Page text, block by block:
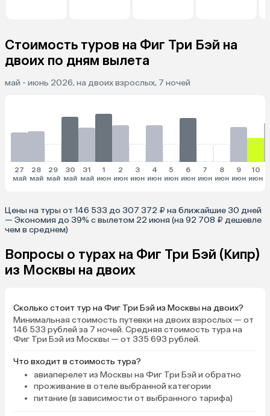
Стоимость туров на Фиг Три Бэй на
двоих по дням вылета
май - июнь 2026, на двоих взрослых, 7 ночей
27
май
28
май
29
май
30
май
31
май
1
июн
2
июн
3
июн
4
июн
5
июн
6
июн
7
июн
8
июн
9
июн
10
июн
Цены на туры от 146 533 до 307 372 ₽ на ближайшие 30 дней
— Экономия до 39% с вылетом 22 июня (на 92 708 ₽ дешевле
чем в среднем)
Вопросы о турах на Фиг Три Бэй (Кипр)
из Москвы на двоих
Сколько стоит тур на Фиг Три Бэй из Москвы на двоих?
Минимальная стоимость путевки на двоих взрослых — от
146 533 рублей за 7 ночей. Средняя стоимость тура на
Фиг Три Бэй из Москвы — от 335 693 рублей.
Что входит в стоимость тура?
авиаперелет из Москвы на Фиг Три Бэй и обратно
проживание в отеле выбранной категории
питание (в зависимости от выбранного тарифа)